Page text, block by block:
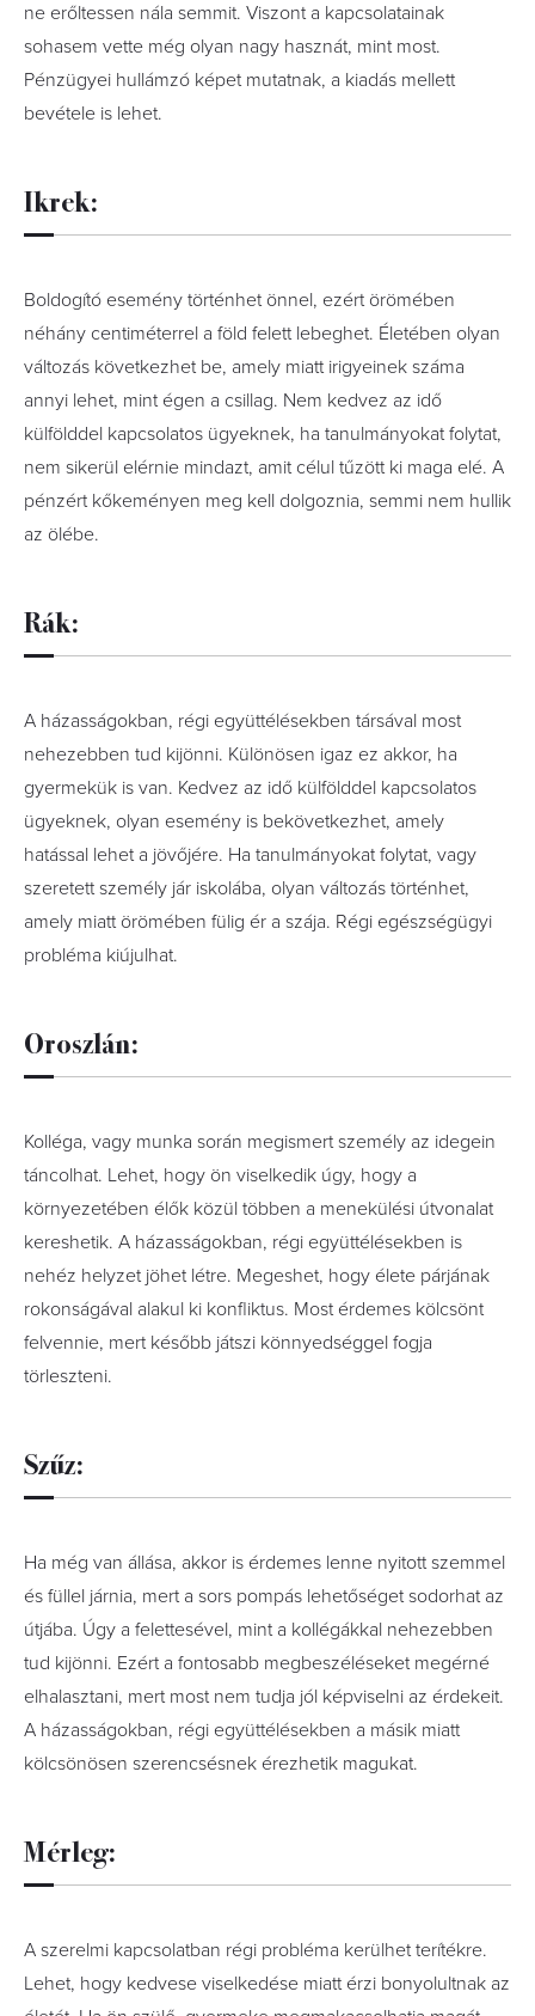
ne erőltessen nála semmit. Viszont a kapcsolatainak
sohasem vette még olyan nagy hasznát, mint most.
Pénzügyei hullámzó képet mutatnak, a kiadás mellett
bevétele is lehet.
Ikrek:
Boldogító esemény történhet önnel, ezért örömében
néhány centiméterrel a föld felett lebeghet. Életében olyan
változás következhet be, amely miatt irigyeinek száma
annyi lehet, mint égen a csillag. Nem kedvez az idő
külfölddel kapcsolatos ügyeknek, ha tanulmányokat folytat,
nem sikerül elérnie mindazt, amit célul tűzött ki maga elé. A
pénzért kőkeményen meg kell dolgoznia, semmi nem hullik
az ölébe.
Rák:
A házasságokban, régi együttélésekben társával most
nehezebben tud kijönni. Különösen igaz ez akkor, ha
gyermekük is van. Kedvez az idő külfölddel kapcsolatos
ügyeknek, olyan esemény is bekövetkezhet, amely
hatással lehet a jövőjére. Ha tanulmányokat folytat, vagy
szeretett személy jár iskolába, olyan változás történhet,
amely miatt örömében fülig ér a szája. Régi egészségügyi
probléma kiújulhat.
Oroszlán:
Kolléga, vagy munka során megismert személy az idegein
táncolhat. Lehet, hogy ön viselkedik úgy, hogy a
környezetében élők közül többen a menekülési útvonalat
kereshetik. A házasságokban, régi együttélésekben is
nehéz helyzet jöhet létre. Megeshet, hogy élete párjának
rokonságával alakul ki konfliktus. Most érdemes kölcsönt
felvennie, mert később játszi könnyedséggel fogja
törleszteni.
Szűz:
Ha még van állása, akkor is érdemes lenne nyitott szemmel
és füllel járnia, mert a sors pompás lehetőséget sodorhat az
útjába. Úgy a felettesével, mint a kollégákkal nehezebben
tud kijönni. Ezért a fontosabb megbeszéléseket megérné
elhalasztani, mert most nem tudja jól képviselni az érdekeit.
A házasságokban, régi együttélésekben a másik miatt
kölcsönösen szerencsésnek érezhetik magukat.
Mérleg:
A szerelmi kapcsolatban régi probléma kerülhet terítékre.
Lehet, hogy kedvese viselkedése miatt érzi bonyolultnak az